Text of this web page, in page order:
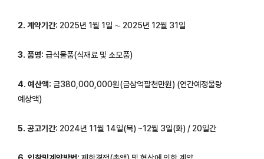
2. 계약기간: 2025년 1월 1일 ∼ 2025년 12월 31일
3. 품명: 급식물품(식재료 및 소모품)
4. 예산액: 금380,000,000원(금삼억팔천만원) (연간예정물량
예상액)
5. 공고기간: 2024년 11월 14일(목) ~12월 3일(화) / 20일간